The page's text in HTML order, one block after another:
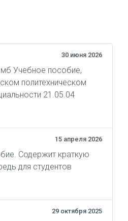
30 июня 2026
Учебное пособие,
политехническом
21.05.04
15 апреля 2026
Содержит краткую
для студентов
29 октября 2025